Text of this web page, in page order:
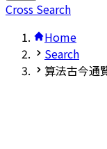
Cross Search
Home
Search
算法古今通